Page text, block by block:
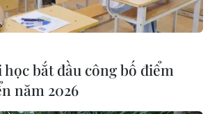
bắt đầu công bố điểm
năm 2026